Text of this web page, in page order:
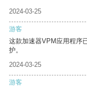
2024-03-25
游客
这款加速器VPM应用程序
护。
2024-03-25
游客